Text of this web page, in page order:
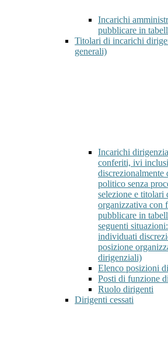
Incarichi
pubblicare in
Titolari di incarichi
generali)
Incarichi
conferiti, ivi
politico senza
selezione e titolari
organizzativa con
pubblicare in
seguenti
individuati
posizione
dirigenziali)
Elenco posizioni
Posti di funzione
Ruolo dirigenti
Dirigenti cessati